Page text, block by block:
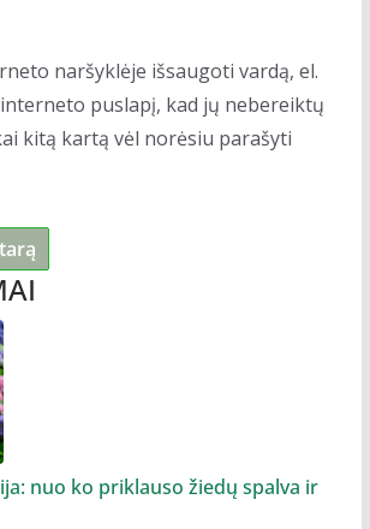
naršyklėje išsaugoti vardą, el.
puslapį, kad jų nebereiktų
kitą kartą vėl norėsiu parašyti
nuo ko priklauso žiedų spalva ir